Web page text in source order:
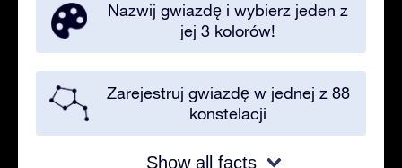
Nazwij gwiazdę i wybierz jeden z
jej 3 kolorów!
Zarejestruj gwiazdę w jednej z 88
konstelacji
Show all facts